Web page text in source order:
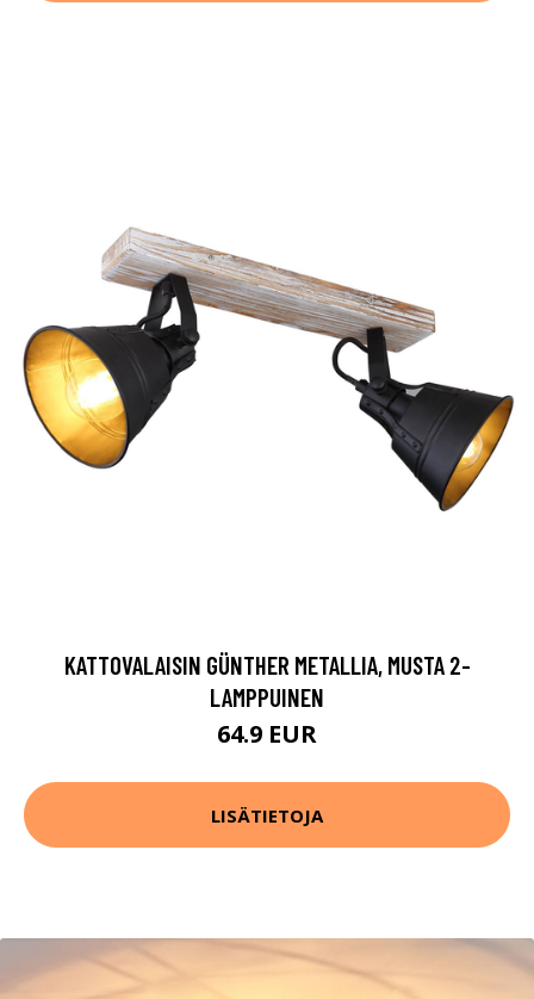
KATTOVALAISIN GÜNTHER METALLIA, MUSTA 2-
LAMPPUINEN
64.9 EUR
LISÄTIETOJA